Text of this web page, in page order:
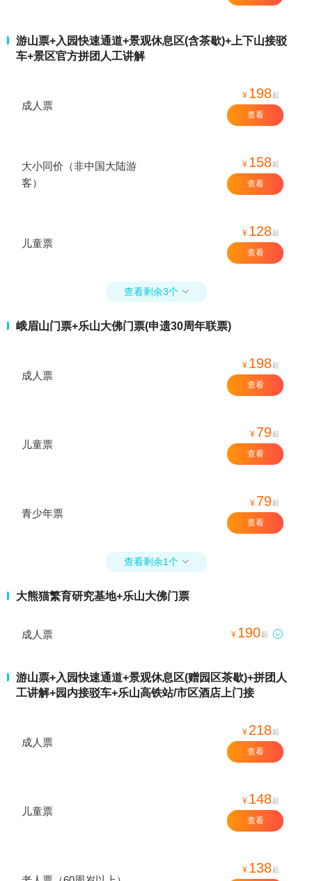
游山票+入园快速通道+景观休息区(含茶歇)+上下山接驳
车+景区官方拼团人工讲解
成人票
¥ 198起
查看
大小同价（非中国大陆游
客）
¥ 158起
查看
儿童票
¥ 128起
查看
查看剩余3个 
峨眉山门票+乐山大佛门票(申遗30周年联票)
成人票
¥ 198起
查看
儿童票
¥ 79起
查看
青少年票
¥ 79起
查看
查看剩余1个 
大熊猫繁育研究基地+乐山大佛门票
成人票 ¥ 190起 
游山票+入园快速通道+景观休息区(赠园区茶歇)+拼团人
工讲解+园内接驳车+乐山高铁站/市区酒店上门接
成人票
¥ 218起
查看
儿童票
¥ 148起
查看
¥ 138起